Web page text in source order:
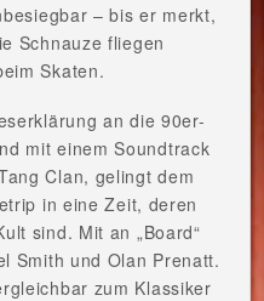
– bis er merkt,
Schnauze fliegen
Skaten.
an die 90er-
mit einem Soundtrack
Clan, gelingt dem
in eine Zeit, deren
sind. Mit an „Board“
Smith und Olan Prenatt.
zum Klassiker